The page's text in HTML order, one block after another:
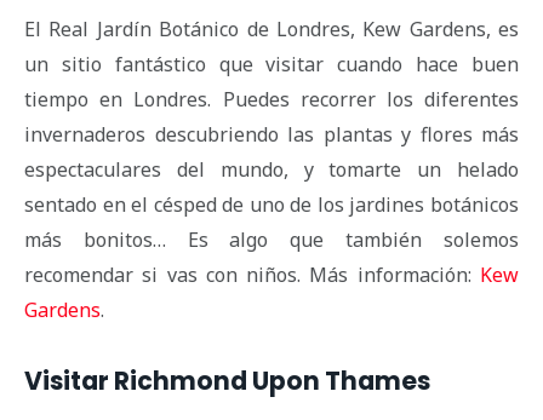
El Real Jardín Botánico de Londres, Kew Gardens, es
un sitio fantástico que visitar cuando hace buen
tiempo en Londres. Puedes recorrer los diferentes
invernaderos descubriendo las plantas y flores más
espectaculares del mundo, y tomarte un helado
sentado en el césped de uno de los jardines botánicos
más bonitos… Es algo que también solemos
recomendar si vas con niños. Más información: Kew
Gardens.
Visitar Richmond Upon Thames